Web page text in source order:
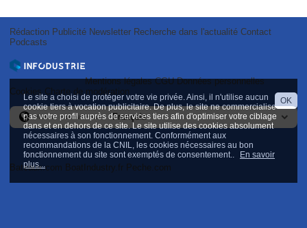
Le site a choisi de protéger votre vie privée. Ainsi, il n'utilise aucun
cookie tiers à vocation publicitaire. De plus, le site ne commercialise
pas votre profil auprès de services tiers afin d'optimiser votre ciblage
dans et en dehors de ce site. Le site utilise des cookies absolument
nécessaires à son fonctionnement. Conformément aux
recommandations de la CNIL, les cookies nécessaires au bon
fonctionnement du site sont exemptés de consentement..
En savoir
plus...
OK
Rédaction Publicité Newsletter Recherche dans l'actualité Contact
Podcasts
Mentions légales CGU Données personnelles
Cookies Charte de modération
Version internationale
Bateaux.com BoatIndustry.fr Peche.com